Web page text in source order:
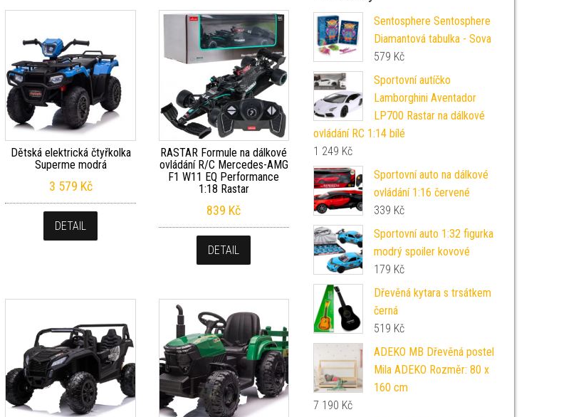
Dětská elektrická čtyřkolka
Superme modrá
3 579 Kč
DETAIL
RASTAR Formule na dálkové
ovládání R/C Mercedes-AMG
F1 W11 EQ Performance
1:18 Rastar
839 Kč
DETAIL
Sentosphere Sentosphere
Diamantová tabulka - Sova
579 Kč
Sportovní autíčko
Lamborghini Aventador
LP700 Rastar na dálkové
ovládání RC 1:14 bílé
1 249 Kč
Sportovní auto na dálkové
ovládání 1:16 červené
339 Kč
Sportovní auto 1:32 figurka
modrý spoiler kovové
179 Kč
Dřevěná kytara s trsátkem
černá
519 Kč
ADEKO MB Dřevěná postel
Mila ADEKO Rozměr: 80 x
160 cm
7 190 Kč